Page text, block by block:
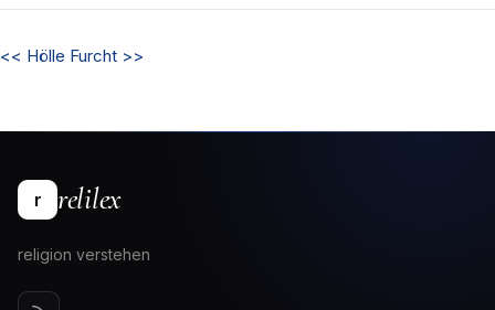
<< Hölle Furcht >>
r relilex
religion verstehen